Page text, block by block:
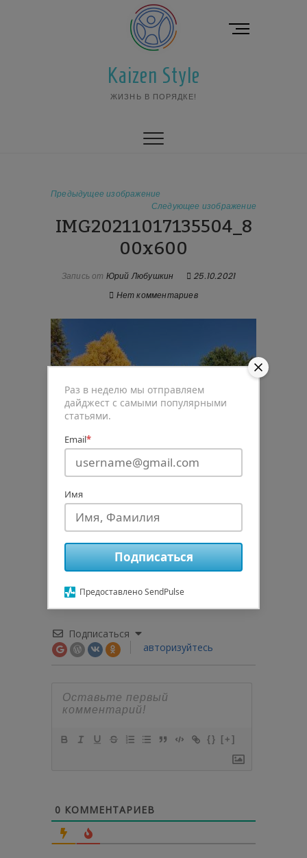
Kaizen Style
ЖИЗНЬ В ПОРЯДКЕ!
К
Предыдущее изображение
Следующее изображение
IMG20211017135504_8
00x600
Запись от Юрий Любушкин
25.10.2021
Нет комментариев
0
Рейтинг статьи
Подписаться
авторизуйтесь
{} [+]
0 КОММЕНТАРИЕВ
Раз в неделю мы отправляем
дайджест с самыми популярными
статьями.
Email*
Имя
Подписаться
Предоставлено SendPulse